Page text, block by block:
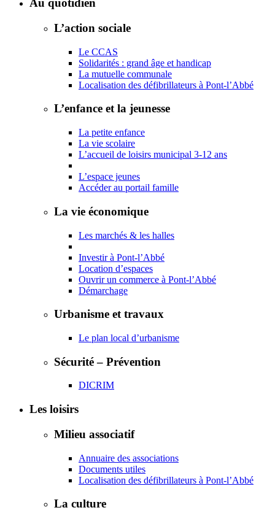
Au quotidien
L’action sociale
Le CCAS
Solidarités : grand âge et handicap
La mutuelle communale
Localisation des défibrillateurs à Pont-l’Abbé
L’enfance et la jeunesse
La petite enfance
La vie scolaire
L’accueil de loisirs municipal 3-12 ans
L’espace jeunes
Accéder au portail famille
La vie économique
Les marchés & les halles
Investir à Pont-l’Abbé
Location d’espaces
Ouvrir un commerce à Pont-l’Abbé
Démarchage
Urbanisme et travaux
Le plan local d’urbanisme
Sécurité – Prévention
DICRIM
Les loisirs
Milieu associatif
Annuaire des associations
Documents utiles
Localisation des défibrillateurs à Pont-l’Abbé
La culture